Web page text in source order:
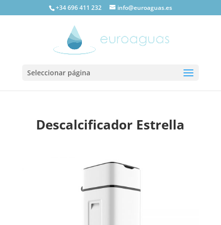
+34 696 411 232 info@euroaguas.es
Seleccionar página
Descalcificador Estrella